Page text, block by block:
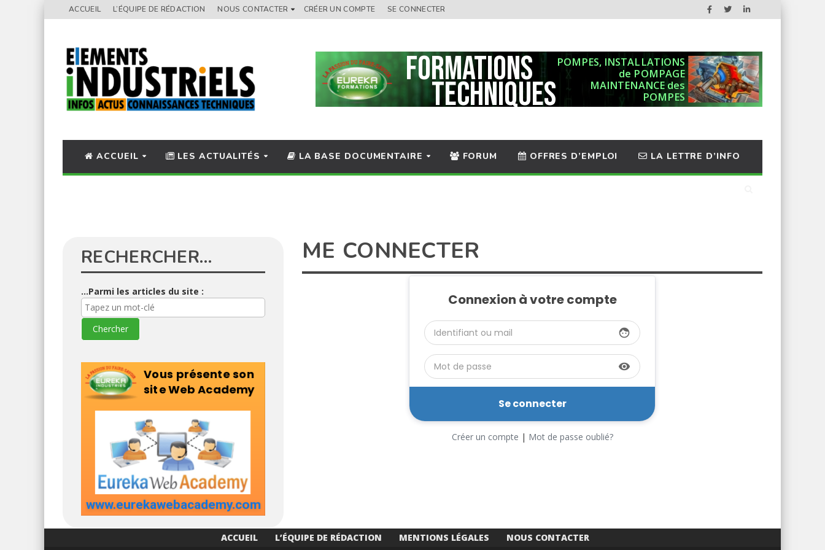
ACCUEIL L’ÉQUIPE DE RÉDACTION NOUS CONTACTER CRÉER UN COMPTE SE CONNECTER
ACCUEIL LES ACTUALITÉS LA BASE DOCUMENTAIRE FORUM OFFRES D’EMPLOI LA LETTRE D’INFO
RECHERCHER…
...Parmi les articles du site :
ME CONNECTER
Connexion à votre compte
face
visibility
Créer un compte | Mot de passe oublié?
ACCUEIL L’ÉQUIPE DE RÉDACTION MENTIONS LÉGALES NOUS CONTACTER